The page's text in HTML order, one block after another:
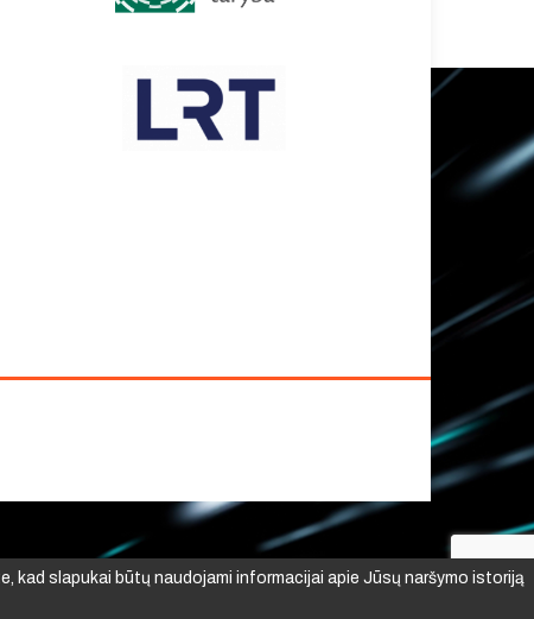
slapukai būtų naudojami informacijai apie Jūsų naršymo istoriją